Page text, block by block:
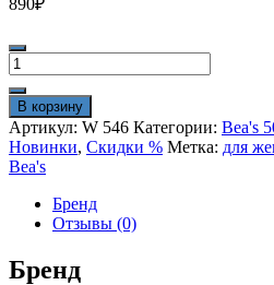
Количество
товара
Beas
Montale
Pink
Extasy
50ml
В корзину
Артикул: W 546 Категории: Bea's
Новинки, Скидки % Метка: для
Bea's
Бренд
Отзывы (0)
Бренд